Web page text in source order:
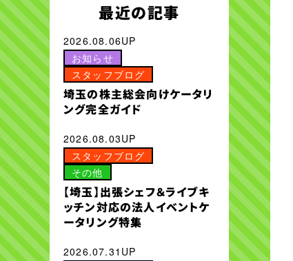
最近の記事
2026.08.06UP
お知らせ
スタッフブログ
埼玉の株主総会向けケータリ
ング完全ガイド
2026.08.03UP
スタッフブログ
その他
【埼玉】出張シェフ＆ライブキ
ッチン対応の法人イベントケ
ータリング特集
2026.07.31UP